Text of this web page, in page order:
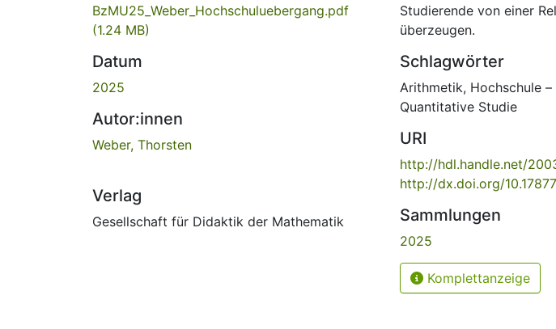
BzMU25_Weber_Hochschuluebergang.pdf
(1.24 MB)
Datum
2025
Autor:innen
Weber, Thorsten
Verlag
Gesellschaft für Didaktik der Mathematik
Studierende von einer
überzeugen.
Schlagwörter
Arithmetik, Hochschule
Quantitative Studie
URI
http://hdl.handle.net/
http://dx.doi.org/
Sammlungen
2025
Komplettanzeige